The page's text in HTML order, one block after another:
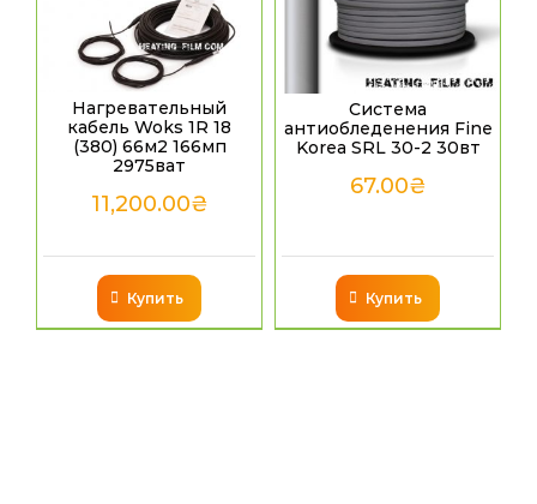
Нагревательный
кабель Woks 1R 18
(380) 66м2 166мп
2975ват
11,200.00₴
Купить
Система
антиобледенения Fine
Korea SRL 30-2 30вт
67.00₴
Купить